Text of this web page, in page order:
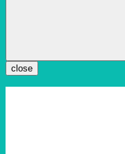
close